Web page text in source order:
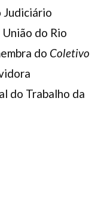
Judiciário
do Rio
do Coletivo
do Trabalho da